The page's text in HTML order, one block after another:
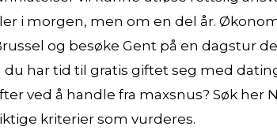
i morgen, men om en del år.
og besøke Gent på en dagstur
du har tid til gratis giftet seg med
ved å handle fra maxsnus? Søk her
kriterier som vurderes.